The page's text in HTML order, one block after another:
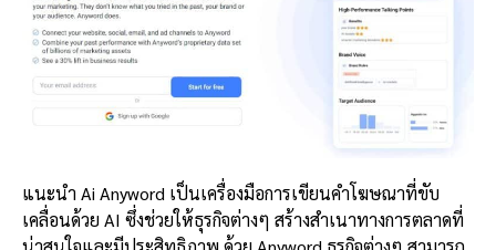
แนะนำ Ai Anyword เป็นเครื่องมือการเขียนคำโฆษณาที่ขับ
เคลื่อนด้วย AI ซึ่งช่วยให้ธุรกิจต่างๆ สร้างสำเนาทางการตลาดที่